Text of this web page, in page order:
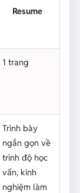
Resume
1 trang
Trình bày
ngắn gọn về
trình độ học
vấn, kinh
nghiệm làm